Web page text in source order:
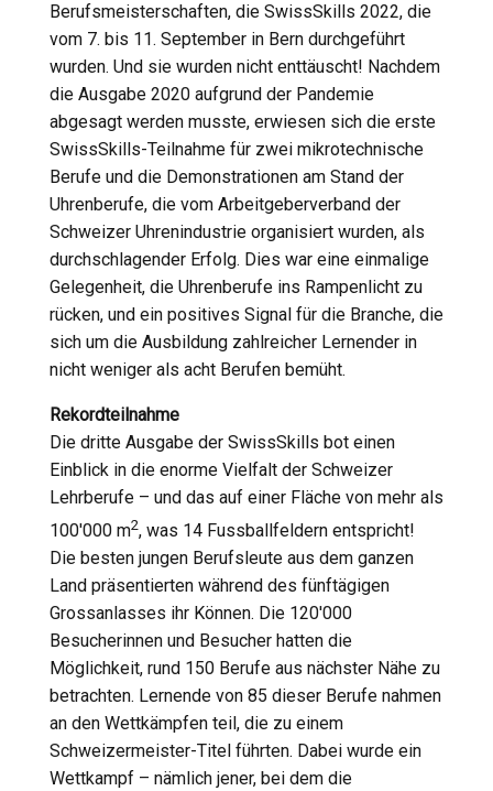
Berufsmeisterschaften, die SwissSkills 2022, die
vom 7. bis 11. September in Bern durchgeführt
wurden. Und sie wurden nicht enttäuscht! Nachdem
die Ausgabe 2020 aufgrund der Pandemie
abgesagt werden musste, erwiesen sich die erste
SwissSkills-Teilnahme für zwei mikrotechnische
Berufe und die Demonstrationen am Stand der
Uhrenberufe, die vom Arbeitgeberverband der
Schweizer Uhrenindustrie organisiert wurden, als
durch­schlagen­der Erfolg. Dies war eine einmalige
Gelegenheit, die Uhren­berufe ins Rampenlicht zu
rücken, und ein positives Signal für die Branche, die
sich um die Ausbildung zahlreicher Lernender in
nicht weniger als acht Berufen bemüht.
Rekordteilnahme
Die dritte Ausgabe der SwissSkills bot einen
Einblick in die enorme Vielfalt der Schweizer
Lehrberufe – und das auf einer Fläche von mehr als
100'000 m2, was 14 Fussballfeldern entspricht!
Die besten jungen Berufsleute aus dem ganzen
Land präsentierten während des fünftägigen
Grossanlasses ihr Können. Die 120'000
Besucherinnen und Besucher hatten die
Möglichkeit, rund 150 Berufe aus nächster Nähe zu
betrachten. Lernende von 85 dieser Berufe nahmen
an den Wettkämpfen teil, die zu einem
Schweizermeister-Titel führten. Dabei wurde ein
Wettkampf – nämlich jener, bei dem die